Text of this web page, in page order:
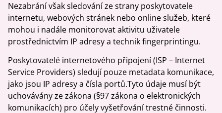
Nezabrání však sledování ze strany poskytovatele
internetu, webových stránek nebo online služeb, které
mohou i nadále monitorovat aktivitu uživatele
prostřednictvím IP adresy a technik fingerprintingu.
Poskytovatelé internetového připojení (ISP – Internet
Service Providers) sledují pouze metadata komunikace,
jako jsou IP adresy a čísla portů.Tyto údaje musí být
uchovávány ze zákona (§97 zákona o elektronických
komunikacích) pro účely vyšetřování trestné činnosti.